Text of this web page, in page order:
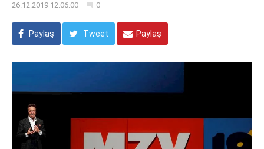
26.12.2019 12:06:00 0
Paylaş Tweet Paylaş